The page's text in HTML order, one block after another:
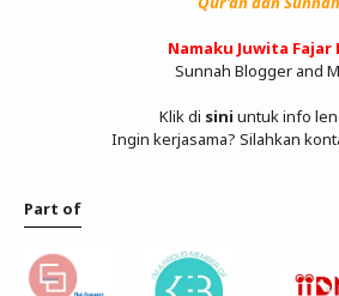
Namaku Juwita Fajar
Sunnah Blogger and
Klik di sini untuk info
Ingin kerjasama? Silahkan
Part of